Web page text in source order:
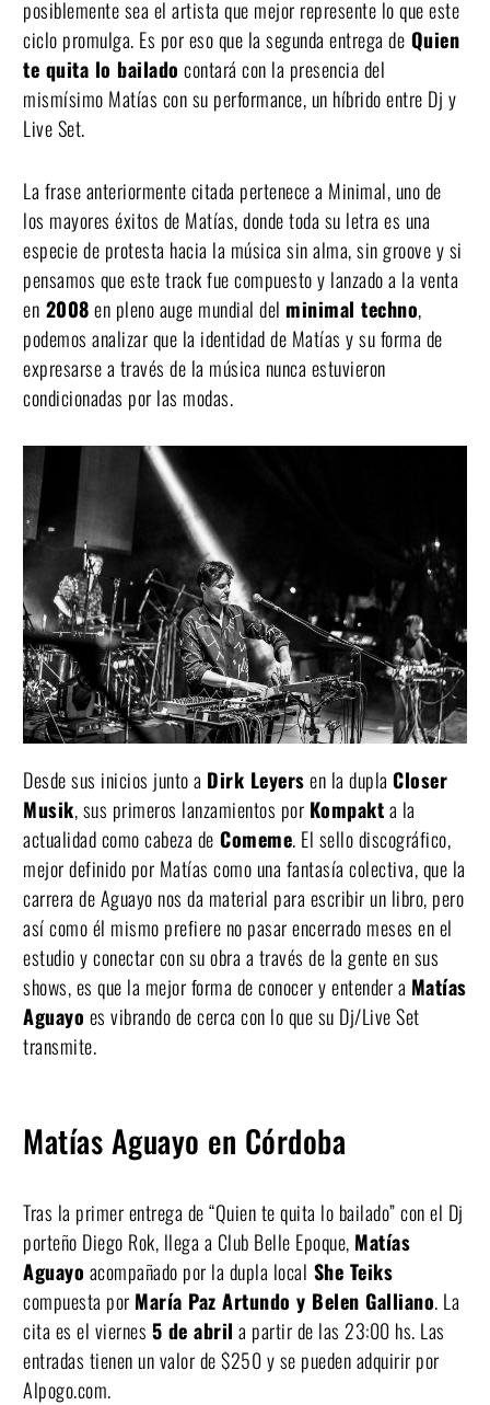
posiblemente sea el artista que mejor represente lo que este
ciclo promulga. Es por eso que la segunda entrega de Quien
te quita lo bailado contará con la presencia del
mismísimo Matías con su performance, un híbrido entre Dj y
Live Set.
La frase anteriormente citada pertenece a Minimal, uno de
los mayores éxitos de Matías, donde toda su letra es una
especie de protesta hacia la música sin alma, sin groove y si
pensamos que este track fue compuesto y lanzado a la venta
en 2008en pleno auge mundial del minimal techno,
podemos analizar que la identidad de Matías y su forma de
expresarse a través de la música nunca estuvieron
condicionadas por las modas.
Desde sus inicios junto a Dirk Leyersen la dupla Closer
Musik, sus primeros lanzamientos por Kompakta la
actualidad como cabeza de Comeme. El sello discográfico,
mejor definido por Matías como una fantasía colectiva, que la
carrera de Aguayo nos da material para escribir un libro, pero
así como él mismo prefiere no pasar encerrado meses en el
estudio y conectar con su obra a través de la gente en sus
shows, es que la mejor forma de conocer y entender a Matías
Aguayo es vibrando de cerca con lo que su Dj/Live Set
transmite.
Matías Aguayo en Córdoba
Tras la primer entrega de “Quien te quita lo bailado” con el Dj
porteño Diego Rok, llega a Club Belle Epoque, Matías
Aguayo acompañado por la dupla local She Teiks
compuesta por María Paz Artundo y Belen Galliano. La
cita es el viernes 5 de abril a partir de las 23:00 hs. Las
entradas tienen un valor de $250 y se pueden adquirir por
Alpogo.com.